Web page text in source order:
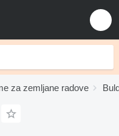
za zemljane radove